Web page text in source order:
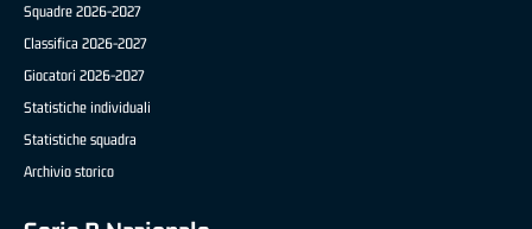
Squadre 2026-2027
Classifica 2026-2027
Giocatori 2026-2027
Statistiche individuali
Statistiche squadra
Archivio storico